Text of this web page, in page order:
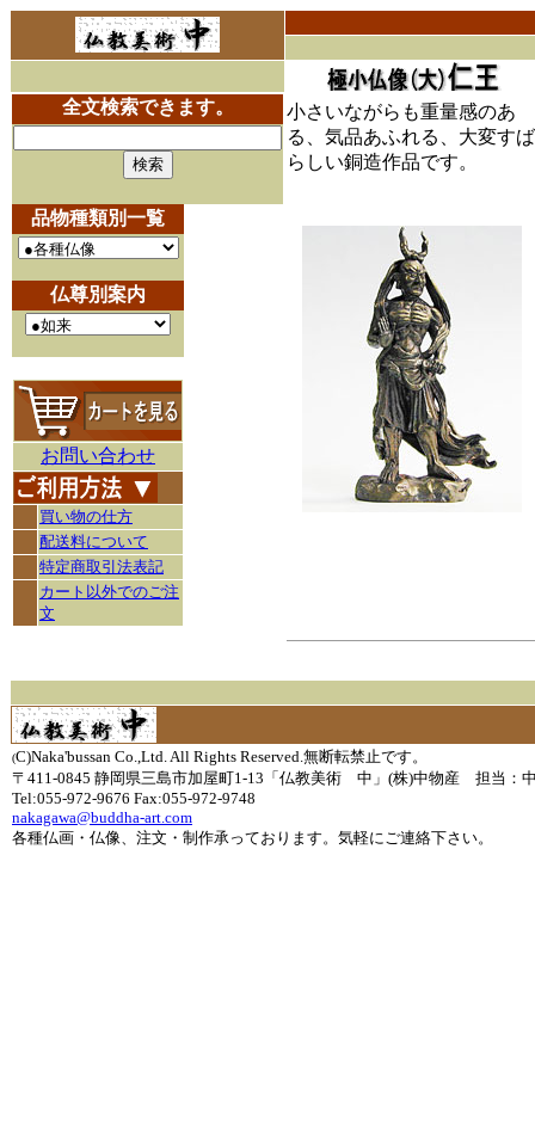
全文検索できます。
品物種類別一覧
仏尊別案内
お問い合わせ
買い物の仕方
配送料について
特定商取引法表記
カート以外でのご注
文
小さいながらも重量感のあ
る、気品あふれる、大変すば
らしい銅造作品です。
(C)Naka'bussan Co.,Ltd. All Rights Reserved.無断転禁止です。
〒411-0845 静岡県三島市加屋町1-13「仏教美術 中」(株)中物産 担当：
Tel:055-972-9676 Fax:055-972-9748
nakagawa@buddha-art.com
各種仏画・仏像、注文・制作承っております。気軽にご連絡下さい。